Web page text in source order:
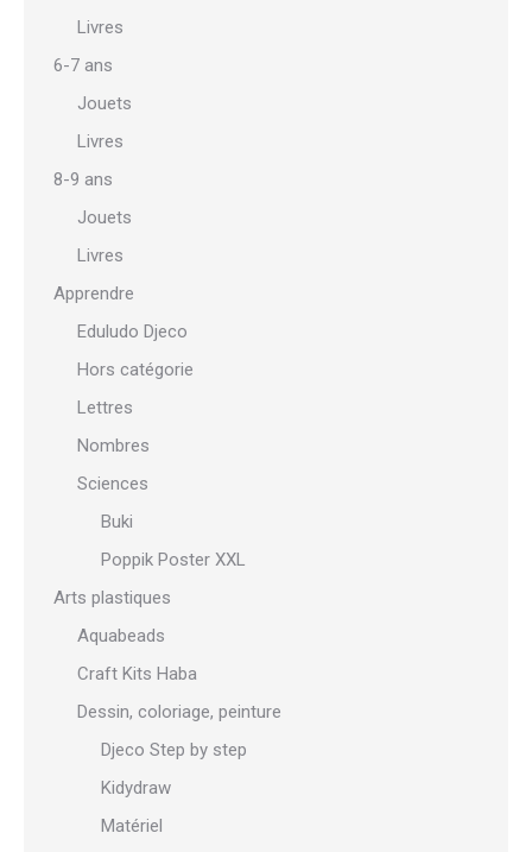
Livres
6-7 ans
Jouets
Livres
8-9 ans
Jouets
Livres
Apprendre
Eduludo Djeco
Hors catégorie
Lettres
Nombres
Sciences
Buki
Poppik Poster XXL
Arts plastiques
Aquabeads
Craft Kits Haba
Dessin, coloriage, peinture
Djeco Step by step
Kidydraw
Matériel